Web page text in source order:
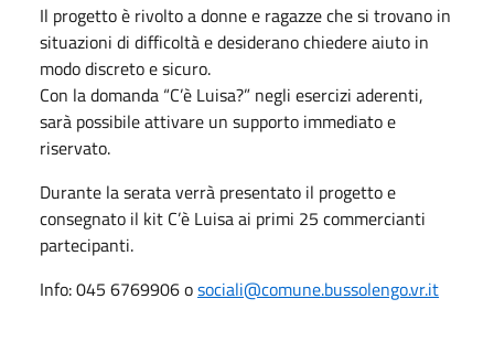
Il progetto è rivolto a donne e ragazze che si trovano in
situazioni di difficoltà e desiderano chiedere aiuto in
modo discreto e sicuro.
Con la domanda “C’è Luisa?” negli esercizi aderenti,
sarà possibile attivare un supporto immediato e
riservato.
Durante la serata verrà presentato il progetto e
consegnato il kit C’è Luisa ai primi 25 commercianti
partecipanti.
Info: 045 6769906 osociali@comune.bussolengo.vr.it